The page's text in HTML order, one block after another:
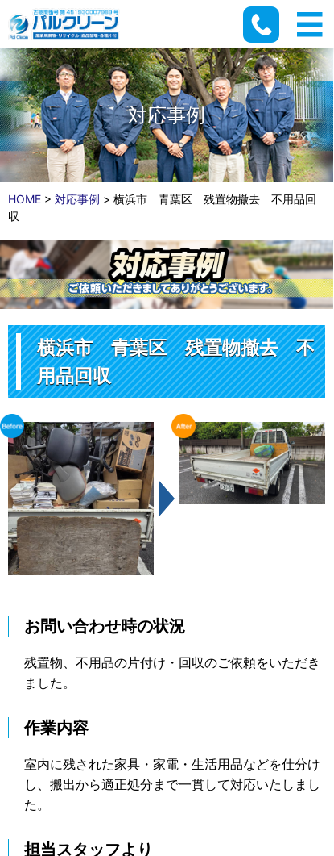
対応事例
HOME > 対応事例 > 横浜市 青葉区 残置物撤去 不用品回
収
横浜市 青葉区 残置物撤去 不
用品回収
お問い合わせ時の状況
残置物、不用品の片付け・回収のご依頼をいただき
ました。
作業内容
室内に残された家具・家電・生活用品などを仕分け
し、搬出から適正処分まで一貫して対応いたしまし
た。
担当スタッフより